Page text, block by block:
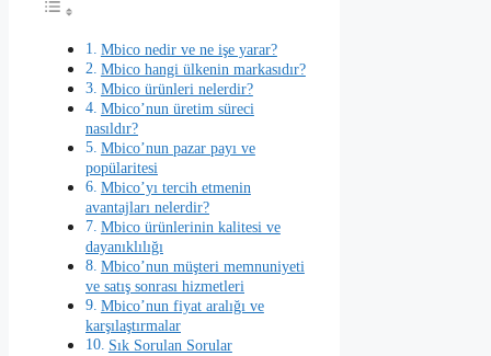
Mbico nedir ve ne işe yarar?
Mbico hangi ülkenin markasıdır?
Mbico ürünleri nelerdir?
Mbico’nun üretim süreci
nasıldır?
Mbico’nun pazar payı ve
popülaritesi
Mbico’yı tercih etmenin
avantajları nelerdir?
Mbico ürünlerinin kalitesi ve
dayanıklılığı
Mbico’nun müşteri memnuniyeti
ve satış sonrası hizmetleri
Mbico’nun fiyat aralığı ve
karşılaştırmalar
Sık Sorulan Sorular